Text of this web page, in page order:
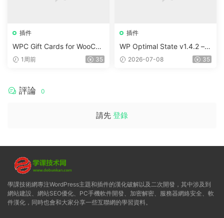
插件
WPC Gift Cards for WooCo
mmerce (Premium) v1.0.2
1周前 35
插件
WP Optimal State v1.4.2 –
WordPress 優化、清理和安
2026-07-08 35
評論 0
請先 登錄
學課技術網專注WordPress主題和插件的漢化破解以及二次開發，其中涉及到
網站建設、網站SEO優化、PC手機軟件開發、加密解密、服務器網絡安全、軟
件漢化，同時也會和大家分享一些互聯網的學習資料。